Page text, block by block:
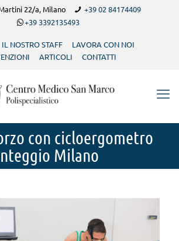
22/a, Milano
+39 02 84174409
+39 3392135493
IL NOSTRO STAFF
LAVORA CON NOI
ARTICOLI CONTATTI
con cicloergometro
Milano